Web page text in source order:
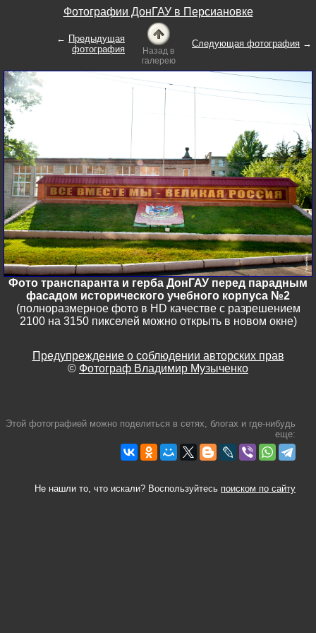
Фотографии ДонГАУ в Персиановке
← Предыдущая
фотография
Назад в
галерею
Следующая фотография →
Фото транспаранта и герба ДонГАУ перед парадным
фасадом исторического учебного корпуса №2
(полноразмерное фото в HD качестве с разрешением
2100 на 3150 пикселей можно открыть в новом окне)
Предупреждение о соблюдении авторских прав
© Фотограф Владимир Музыченко
Этой фотографией можно поделиться в сетях, блогах и где-нибудь
еще:
Не нашли то, что искали? Воспользуйтесь поиском по сайту